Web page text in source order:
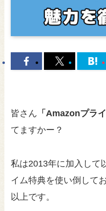
皆さん 「Amazonプラ
てますかー？
私は2013年に加入して
イム特典を使い倒して
以上です。